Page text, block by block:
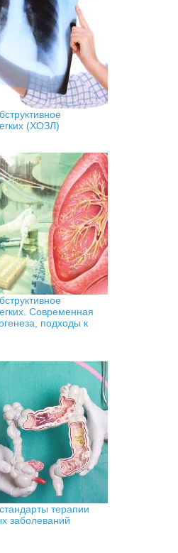
(ХОЗЛ)
Современная
подходы к
терапии
заболеваний